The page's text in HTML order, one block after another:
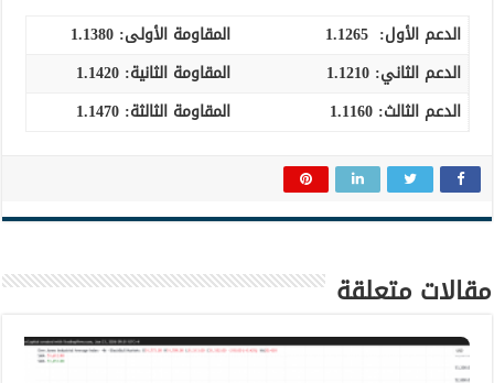
الدعم الأول: 1.1265 المقاومة الأولى: 1.1380
الدعم الثاني: 1.1210 المقاومة الثانية: 1.1420
الدعم الثالث: المقاومة الثالثة: 1.1470
مقالات متعلقة